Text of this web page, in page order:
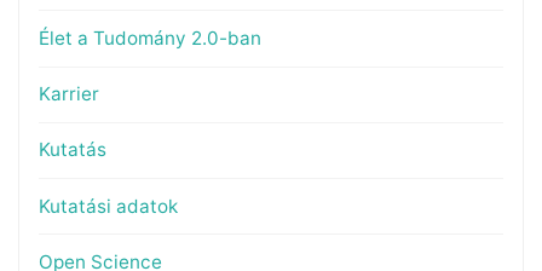
Élet a Tudomány 2.0-ban
Karrier
Kutatás
Kutatási adatok
Open Science